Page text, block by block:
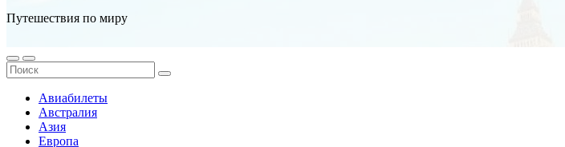
Путешествия по миру
Авиабилеты
Австралия
Азия
Европа